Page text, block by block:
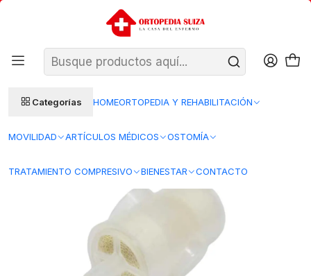
Categorías HOMEORTOPEDIA Y REHABILITACIÓN
MOVILIDAD ARTÍCULOS MÉDICOS OSTOMÍA
TRATAMIENTO COMPRESIVO BIENESTAR CONTACTO
SANTIAGO: ENTREGA AL DÍA HÁBIL SIGUIENTE (L–V)
REGIONES 48–72 HORAS HÁBILES
Insumos Medicos Terapia Respiratoria
Filtro HME para Traqueostomía GHC - ref: 63.808